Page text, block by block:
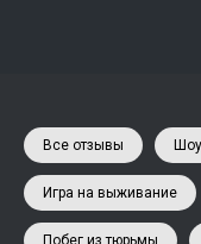
Все отзывы
Игра на выживание
Побег из тюрьмы